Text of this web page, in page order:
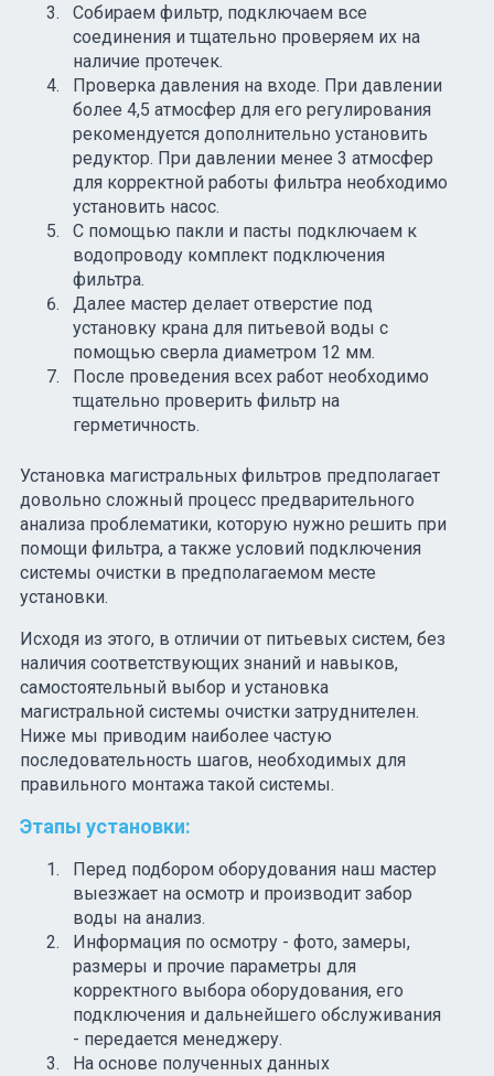
Собираем фильтр, подключаем все
соединения и тщательно проверяем их на
наличие протечек.
Проверка давления на входе. При давлении
более 4,5 атмосфер для его регулирования
рекомендуется дополнительно установить
редуктор. При давлении менее 3 атмосфер
для корректной работы фильтра необходимо
установить насос.
С помощью пакли и пасты подключаем к
водопроводу комплект подключения
фильтра.
Далее мастер делает отверстие под
установку крана для питьевой воды с
помощью сверла диаметром 12 мм.
После проведения всех работ необходимо
тщательно проверить фильтр на
герметичность.
Установка магистральных фильтров предполагает
довольно сложный процесс предварительного
анализа проблематики, которую нужно решить при
помощи фильтра, а также условий подключения
системы очистки в предполагаемом месте
установки.
Исходя из этого, в отличии от питьевых систем, без
наличия соответствующих знаний и навыков,
самостоятельный выбор и установка
магистральной системы очистки затруднителен.
Ниже мы приводим наиболее частую
последовательность шагов, необходимых для
правильного монтажа такой системы.
Этапы установки:
Перед подбором оборудования наш мастер
выезжает на осмотр и производит забор
воды на анализ.
Информация по осмотру - фото, замеры,
размеры и прочие параметры для
корректного выбора оборудования, его
подключения и дальнейшего обслуживания
- передается менеджеру.
На основе полученных данных